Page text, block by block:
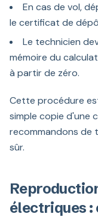
En cas de vol,
le certificat de
Le technicien
mémoire du
à partir de zéro.
Cette procédure
simple copie d'une
recommandons de
sûr.
électriques :